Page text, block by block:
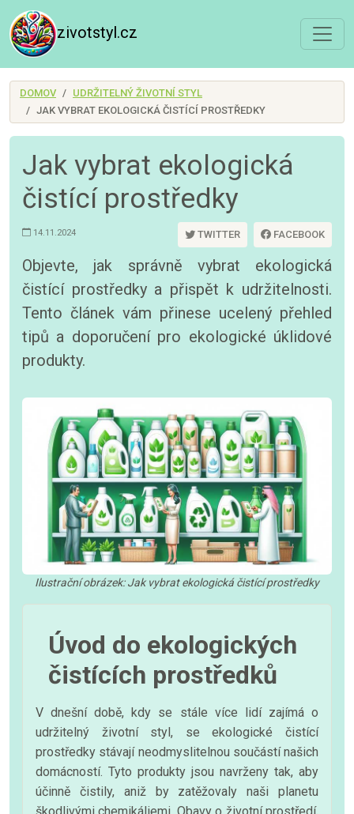
zivotstyl.cz
DOMOV
UDRŽITELNÝ ŽIVOTNÍ STYL
JAK VYBRAT EKOLOGICKÁ ČISTÍCÍ PROSTŘEDKY
Jak vybrat ekologická
čistící prostředky
14.11.2024 TWITTER FACEBOOK
Objevte, jak správně vybrat ekologická
čistící prostředky a přispět k udržitelnosti.
Tento článek vám přinese ucelený přehled
tipů a doporučení pro ekologické úklidové
produkty.
Ilustrační obrázek: Jak vybrat ekologická čistící prostředky
Úvod do ekologických
čistících prostředků
V dnešní době, kdy se stále více lidí zajímá o
udržitelný životní styl, se ekologické čistící
prostředky stávají neodmyslitelnou součástí našich
domácností. Tyto produkty jsou navrženy tak, aby
účinně čistily, aniž by zatěžovaly naši planetu